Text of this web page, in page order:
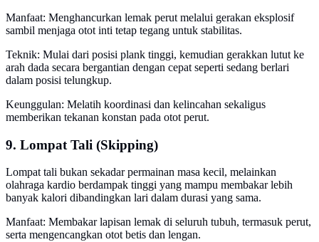
Manfaat: Menghancurkan lemak perut melalui gerakan eksplosif
sambil menjaga otot inti tetap tegang untuk stabilitas.
Teknik: Mulai dari posisi plank tinggi, kemudian gerakkan lutut ke
arah dada secara bergantian dengan cepat seperti sedang berlari
dalam posisi telungkup.
Keunggulan: Melatih koordinasi dan kelincahan sekaligus
memberikan tekanan konstan pada otot perut.
9. Lompat Tali (Skipping)
Lompat tali bukan sekadar permainan masa kecil, melainkan
olahraga kardio berdampak tinggi yang mampu membakar lebih
banyak kalori dibandingkan lari dalam durasi yang sama.
Manfaat: Membakar lapisan lemak di seluruh tubuh, termasuk perut,
serta mengencangkan otot betis dan lengan.